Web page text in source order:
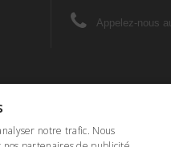
Appelez-nous
notre trafic. Nous